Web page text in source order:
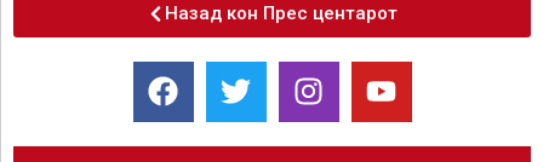
Назад кон Прес центарот